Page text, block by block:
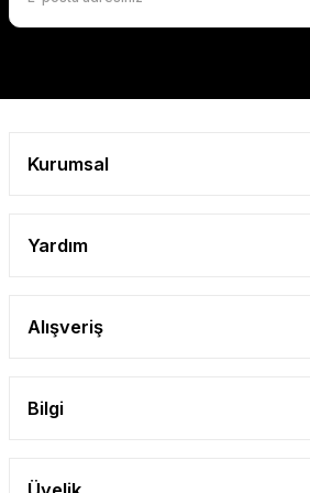
Kurumsal
Yardım
Alışveriş
Bilgi